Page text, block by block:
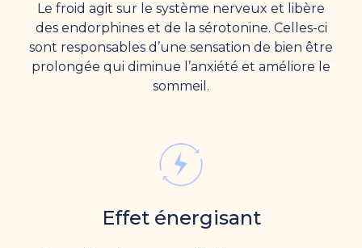
Le froid agit sur le système nerveux et libère
des endorphines et de la sérotonine. Celles-ci
sont responsables d’une sensation de bien être
prolongée qui diminue l’anxiété et améliore le
sommeil.
Effet énergisant